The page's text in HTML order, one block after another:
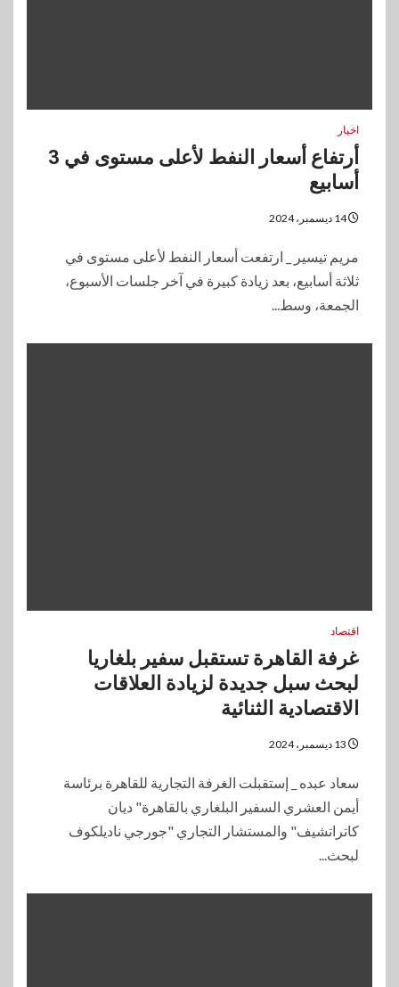
اخبار
أرتفاع أسعار النفط لأعلى مستوى في 3
أسابيع
14 ديسمبر، 2024
مريم تيسير _ ارتفعت أسعار النفط لأعلى مستوى في
ثلاثة أسابيع، بعد زيادة كبيرة في آخر جلسات الأسبوع،
الجمعة، وسط...
اقتصاد
غرفة القاهرة تستقبل سفير بلغاريا
لبحث سبل جديدة لزيادة العلاقات
الاقتصادية الثنائية
سعاد عبده _ إستقبلت الغرفة التجارية للقاهرة برئاسة
أيمن العشري السفير البلغاري بالقاهرة" ديان
كاتراتشيف" والمستشار التجاري "جورجي ناديلكوف
لبحث...